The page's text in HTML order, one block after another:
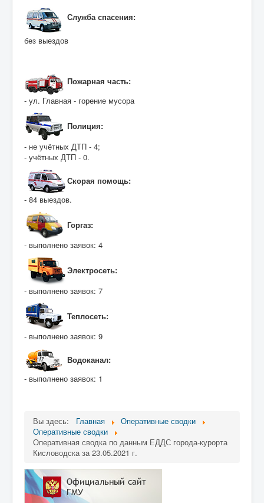
Служба спасения:
без выездов
Пожарная часть:
- ул. Главная - горение мусора
Полиция:
- не учётных ДТП - 4;
- учётных ДТП - 0.
Скорая помощь:
- 84 выездов.
Горгаз:
- выполнено заявок: 4
Электросеть:
- выполнено заявок: 7
Теплосеть:
- выполнено заявок: 9
Водоканал:
- выполнено заявок: 1
Вы здесь: Главная
Оперативные сводки
Оперативные сводки
Оперативная сводка по данным ЕДДС города-курорта
Кисловодска за 23.05.2021 г.